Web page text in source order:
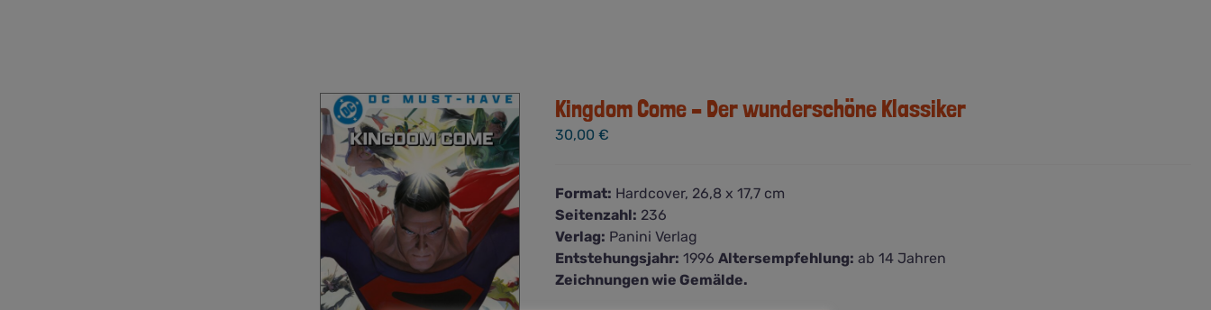
Kingdom Come – Der wunderschöne Klassiker
30,00 €
Format: Hardcover, 26,8 x 17,7 cm
Seitenzahl: 236
Verlag: Panini Verlag
Entstehungsjahr: 1996 Altersempfehlung: ab 14 Jahren
Zeichnungen wie Gemälde.